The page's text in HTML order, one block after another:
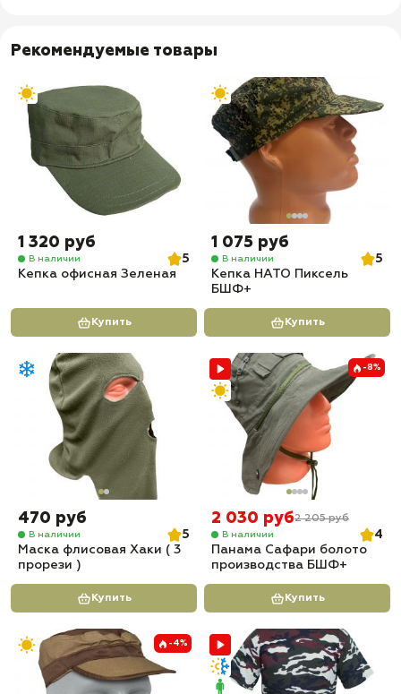
Рекомендуемые товары
1 320 руб
В наличии
5
Кепка офисная Зеленая
Купить
1 075 руб
В наличии
5
Кепка НАТО Пиксель
БШФ+
Купить
470 руб
В наличии
5
Маска флисовая Хаки ( 3
прорези )
Купить
-8%
2 030 руб2 205 руб
В наличии
4
Панама Сафари болото
производства БШФ+
Купить
-4%